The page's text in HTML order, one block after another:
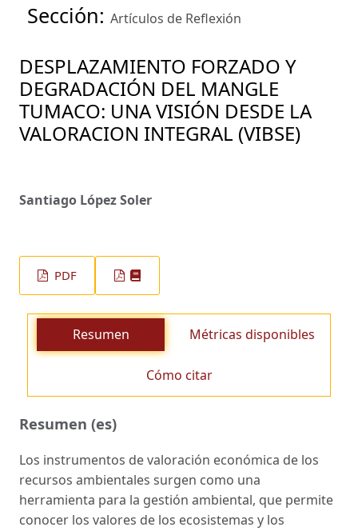
Sección: Artículos de Reflexión
DESPLAZAMIENTO FORZADO Y
DEGRADACIÓN DEL MANGLE
TUMACO: UNA VISIÓN DESDE LA
VALORACION INTEGRAL (VIBSE)
Santiago López Soler
PDF
Resumen Métricas disponibles
Cómo citar
Resumen (es)
Los instrumentos de valoración económica de los
recursos ambientales surgen como una
herramienta para la gestión ambiental, que permite
conocer los valores de los ecosistemas y los